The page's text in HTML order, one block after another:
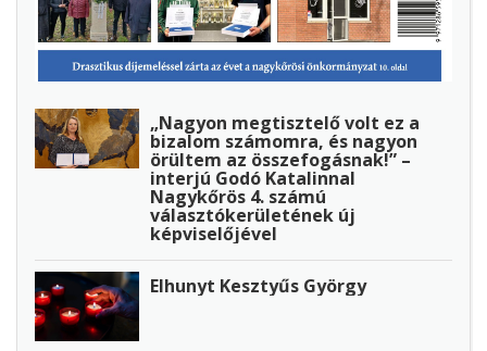
„Nagyon megtisztelő volt ez a
bizalom számomra, és nagyon
örültem az összefogásnak!” –
interjú Godó Katalinnal
Nagykőrös 4. számú
választókerületének új
képviselőjével
Elhunyt Kesztyűs György